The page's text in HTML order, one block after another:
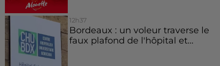
12h37
Bordeaux : un voleur traverse le
faux plafond de l'hôpital et...